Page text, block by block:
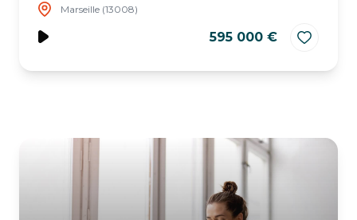
Marseille (13008)
595 000 €